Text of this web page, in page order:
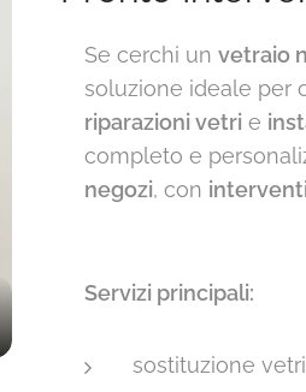
Se cerchi un vetraio
soluzione ideale per
riparazioni vetri e
completo e
negozi, con
Servizi principali:
sostituzione